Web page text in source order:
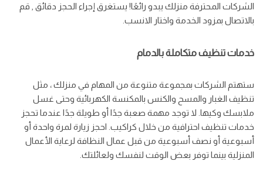
الشركات المحترفة منزلك يبدو رائعًا! يستغرق إجراء الحجز دقائق , قم
بالاتصال بمزود الخدمة واختار الانسب.
خدمات تنظيف متكاملة بالدمام
ستهتم الشركات بمجموعة متنوعة من المهام في منزلك ، مثل
تنظيف الغبار والمسح والكنس بالمكنسة الكهربائية وحتى غسل
ملابسك وكيها. لا توجد مهمة صعبة جدًا أو طويلة جدًا عندما تحجز
خدمات تنظيف احترافية من خلال كراكيب. احجز زيارة لمرة واحدة أو
أسبوعية أو نصف أسبوعية من قبل عمال النظافة لرعاية الأعمال
المنزلية بينما توفر بعض الوقت لنفسك ولعائلتك.